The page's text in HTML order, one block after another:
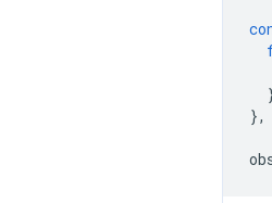
},